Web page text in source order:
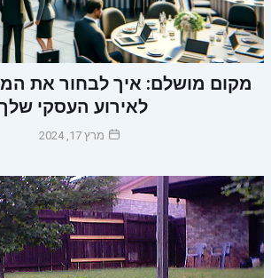
מקום מושלם: איך לבחור את
לאירוע העסקי
מרץ 17, 2024